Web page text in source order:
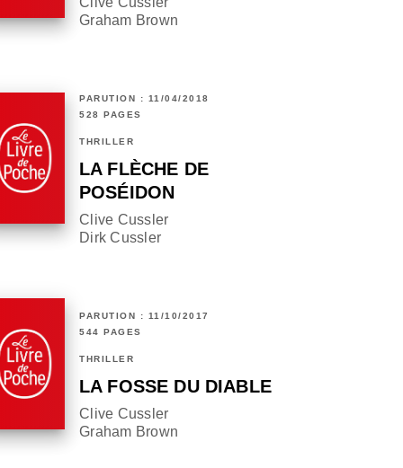
Graham Brown
PARUTION : 11/04/2018
528 PAGES
THRILLER
LA FLÈCHE DE
POSÉIDON
Clive Cussler
Dirk Cussler
PARUTION : 11/10/2017
544 PAGES
THRILLER
LA FOSSE DU DIABLE
Clive Cussler
Graham Brown